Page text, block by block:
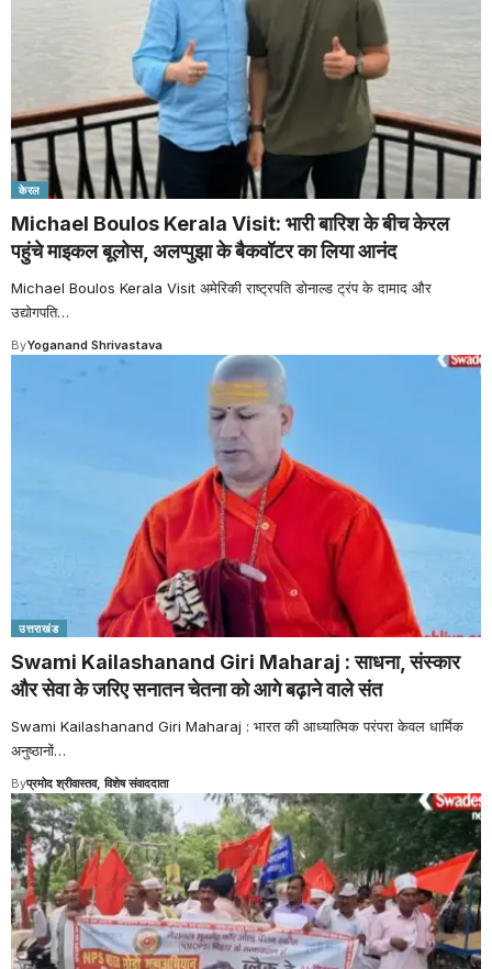
केरल
Michael Boulos Kerala Visit: भारी बारिश के बीच केरल
पहुंचे माइकल बूलोस, अलप्पुझा के बैकवॉटर का लिया आनंद
Michael Boulos Kerala Visit अमेरिकी राष्ट्रपति डोनाल्ड ट्रंप के दामाद और
उद्योगपति…
ByYoganand Shrivastava
उत्तराखंड
Swami Kailashanand Giri Maharaj : साधना, संस्कार
और सेवा के जरिए सनातन चेतना को आगे बढ़ाने वाले संत
Swami Kailashanand Giri Maharaj : भारत की आध्यात्मिक परंपरा केवल धार्मिक
अनुष्ठानों…
Byप्रमोद श्रीवास्तव, विशेष संवाददाता